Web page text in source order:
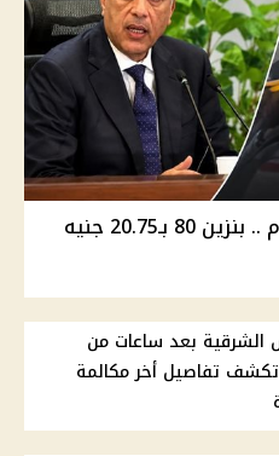
أسعار الوقود في مصر اليوم .. بنزين 80 بـ20.75 جنيه
الشرقية بعد ساعات من
تكشف تفاصيل أخر مكالمة